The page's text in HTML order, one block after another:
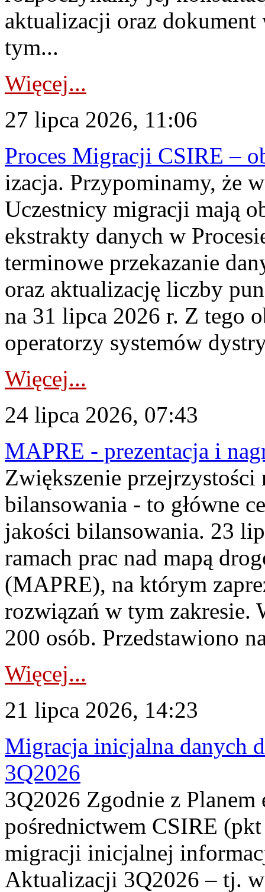
aktualizacji oraz
tym...
Więcej...
27 lipca 2026, 11:06
Proces Migracji CSIRE –
izacja. Przypominamy, że
Uczestnicy migracji mają
ekstrakty danych w
terminowe przekazanie
oraz aktualizację liczby
na 31 lipca 2026 r. Z tego
operatorzy systemów
Więcej...
24 lipca 2026, 07:43
MAPRE - prezentacja i
Zwiększenie
bilansowania - to główne
jakości bilansowania. 23
ramach prac nad mapą
(MAPRE), na którym
rozwiązań w tym zakresie.
200 osób. Przedstawiono
Więcej...
21 lipca 2026, 14:23
Migracja inicjalna danych
3Q2026
3Q2026 Zgodnie z
pośrednictwem CSIRE
migracji inicjalnej
Aktualizacji 3Q2026 – tj.